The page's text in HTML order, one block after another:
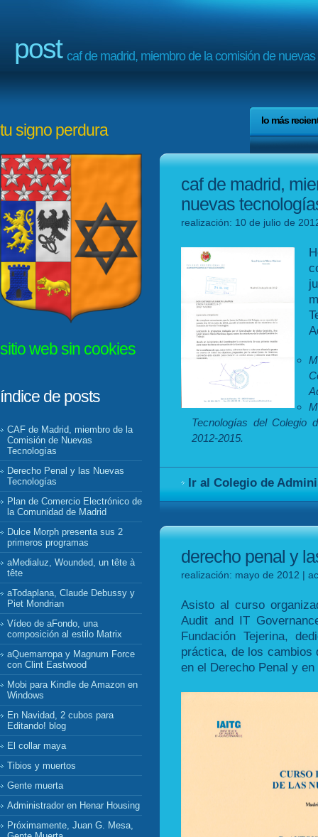
post caf de madrid, miembro de la comisión de
lo más
tu signo perdura
sitio web sin cookies
índice de posts
CAF de Madrid, miembro de la
Comisión de Nuevas
Tecnologías
Derecho Penal y las Nuevas
Tecnologías
Plan de Comercio Electrónico de
la Comunidad de Madrid
Dulce Morph presenta sus 2
primeros programas
aMedialuz, Wounded, un tête à
tête
aTodaplana, Claude Debussy y
Piet Mondrian
Vídeo de aFondo, una
composición al estilo Matrix
aQuemarropa y Magnum Force
con Clint Eastwood
Mobi para Kindle de Amazon en
Windows
En Navidad, 2 cubos para
Editando! blog
El collar maya
Tibios y muertos
Gente muerta
Administrador en Henar Housing
Próximamente, Juan G. Mesa,
caf de madrid,
nuevas
realización: 10 de julio de
Tecnologías del Colegio
2012-2015.
Ir al Colegio de
derecho penal y
realización: mayo de 2012 |
Asisto al curso
Audit and IT
Fundación Tejerina,
práctica, de los cambios
en el Derecho Penal y